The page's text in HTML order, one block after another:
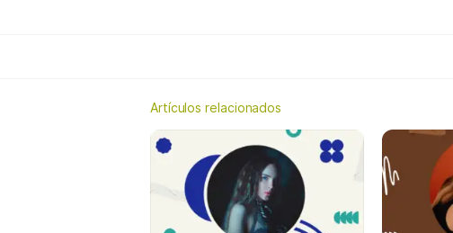
Artículos relacionados